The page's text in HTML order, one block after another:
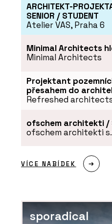
ARCHITEKT-
SENIOR / STUDENT
Atelier VAS, Praha 6
Minimal Architects
Minimal Architects
Projektant
přesahem do
Refreshed
ofschem architekti /
ofschem architekti
VÍCE NABÍDEK
sporadical